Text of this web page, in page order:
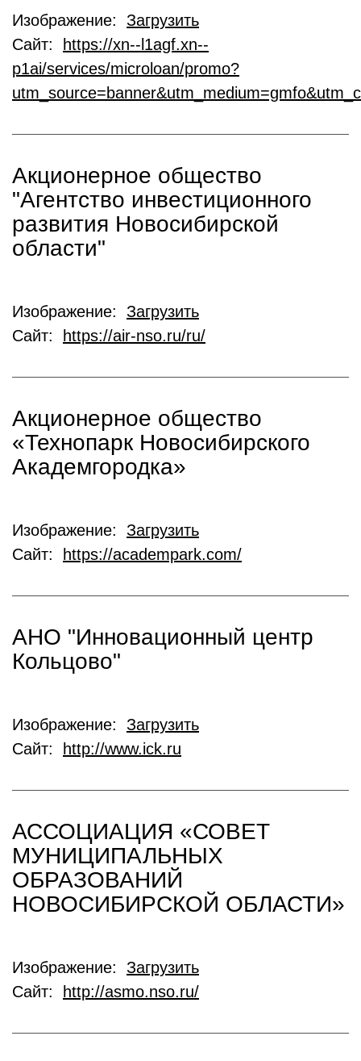
Изображение: Загрузить
Сайт:
https://xn--l1agf.xn--
p1ai/services/microloan/promo?
Акционерное общество
"Агентство инвестиционного
развития Новосибирской
области"
Изображение: Загрузить
Сайт:
https://air-nso.ru/ru/
Акционерное общество
«Технопарк Новосибирского
Академгородка»
Изображение: Загрузить
Сайт:
https://academpark.com/
АНО "Инновационный центр
Кольцово"
Изображение: Загрузить
Сайт:
http://www.ick.ru
АССОЦИАЦИЯ «СОВЕТ
МУНИЦИПАЛЬНЫХ
ОБРАЗОВАНИЙ
НОВОСИБИРСКОЙ ОБЛАСТИ»
Изображение: Загрузить
Сайт:
http://asmo.nso.ru/